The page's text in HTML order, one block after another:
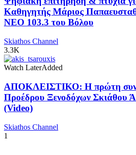
Καθηγητής Μάριος
NEO 103.3 του Βόλου
Skiathos Channel
3.3K
Watch LaterAdded
ΑΠΟΚΛΕΙΣΤΙΚΟ: Η πρώτη
Προέδρου Ξενοδόχων Σκιάθου
(Video)
Skiathos Channel
1